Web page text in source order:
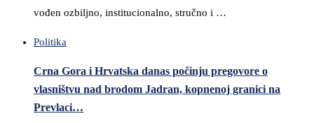
vođen ozbiljno, institucionalno, stručno i …
Politika
Crna Gora i Hrvatska danas počinju pregovore o
vlasništvu nad brodom Jadran, kopnenoj granici na
Prevlaci…